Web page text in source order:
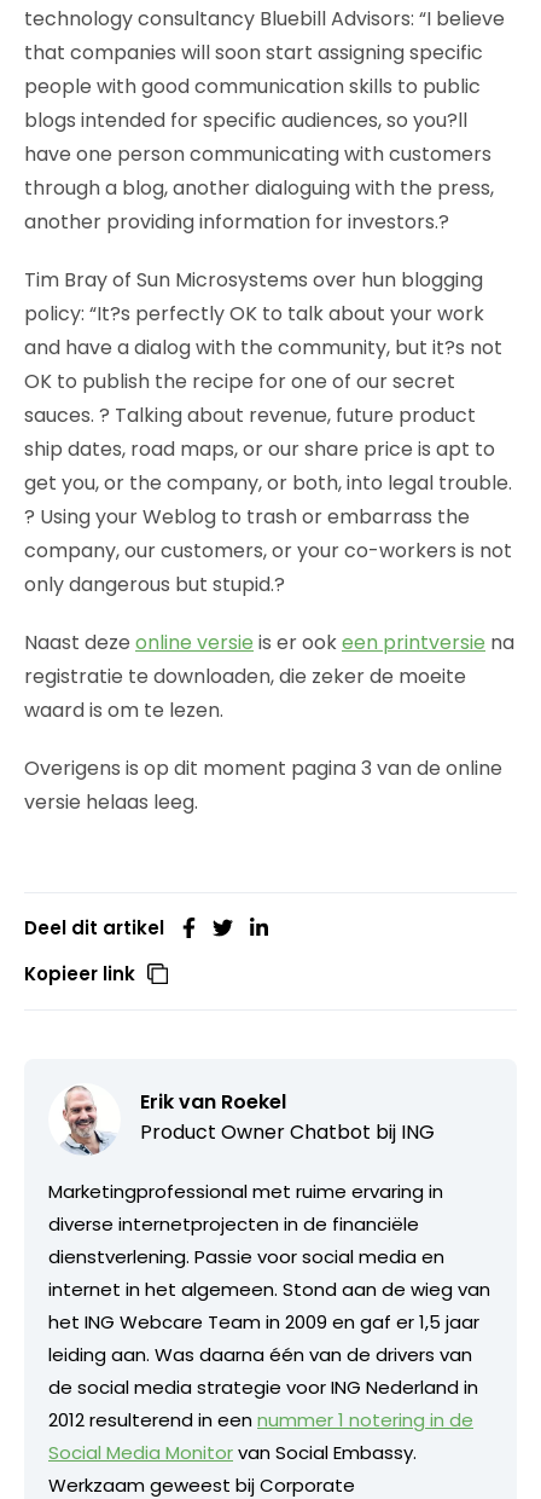
technology consultancy Bluebill Advisors: “I believe
that companies will soon start assigning specific
people with good communication skills to public
blogs intended for specific audiences, so you?ll
have one person communicating with customers
through a blog, another dialoguing with the press,
another providing information for investors.?
Tim Bray of Sun Microsystems over hun blogging
policy: “It?s perfectly OK to talk about your work
and have a dialog with the community, but it?s not
OK to publish the recipe for one of our secret
sauces. ? Talking about revenue, future product
ship dates, road maps, or our share price is apt to
get you, or the company, or both, into legal trouble.
? Using your Weblog to trash or embarrass the
company, our customers, or your co-workers is not
only dangerous but stupid.?
Naast deze online versie is er ookeen printversie na
registratie te downloaden, die zeker de moeite
waard is om te lezen.
Overigens is op dit moment pagina 3 van de online
versie helaas leeg.
Deel dit artikel
Kopieer link
Erik van Roekel
Product Owner Chatbot bij ING
Marketingprofessional met ruime ervaring in
diverse internetprojecten in de financiële
dienstverlening. Passie voor social media en
internet in het algemeen. Stond aan de wieg van
het ING Webcare Team in 2009 en gaf er 1,5 jaar
leiding aan. Was daarna één van de drivers van
de social media strategie voor ING Nederland in
2012 resulterend in eennummer 1 notering in de
Social Media Monitorvan Social Embassy.
Werkzaam geweest bij Corporate